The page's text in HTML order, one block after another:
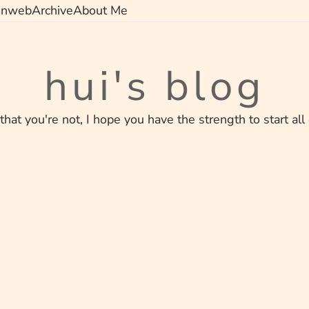
webArchiveAbout Me
hui's blog
you're not, I hope you have the strength to start all